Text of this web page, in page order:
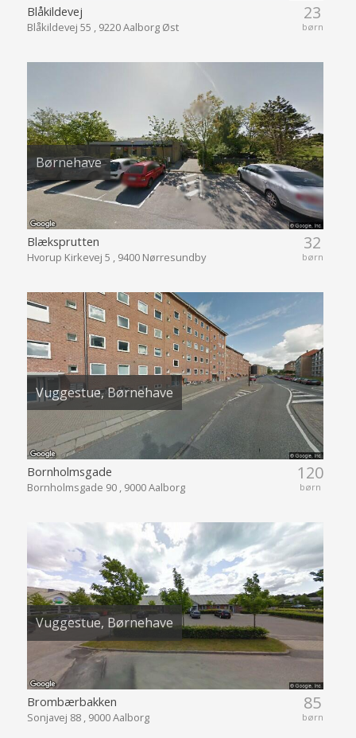
23
børn
Blåkildevej
Blåkildevej 55 , 9220 Aalborg Øst
Børnehave
32
børn
Blæksprutten
Hvorup Kirkevej 5 , 9400 Nørresundby
Vuggestue, Børnehave
120
børn
Bornholmsgade
Bornholmsgade 90 , 9000 Aalborg
Vuggestue, Børnehave
85
børn
Brombærbakken
Sonjavej 88 , 9000 Aalborg